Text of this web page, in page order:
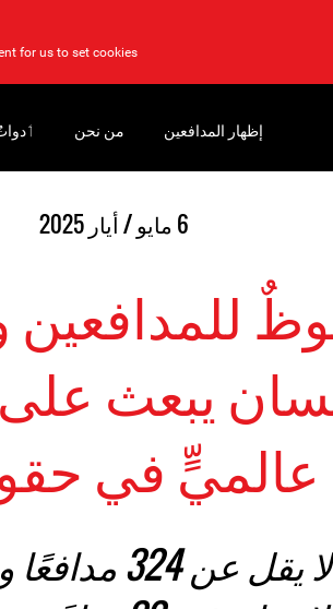
for us to set cookies.
6 مايو / أيار 2025
للمدافعين
يبعث
عالميٍّ في
قُتل ما لا يقل
من نحن إظهار المدافعين